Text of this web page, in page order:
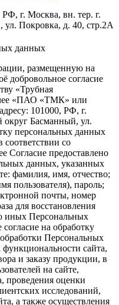
г. Москва, вн. тер. г.
Покровка, д. 40, стр.2А
данных
размещенную на
добровольное согласие
«Трубная
«ПАО «ТМК» или
101000, РФ, г.
Басманный, ул.
персональных данных
со
Согласие предоставлено
данных, указанных
фамилия, имя, отчество;
пользователя), пароль;
почты, номер
для восстановления
иных Персональных
на обработку
Персональных
сайта,
и заказу продукции, в
на сайте,
проведения оценки
исследований,
а также осуществления